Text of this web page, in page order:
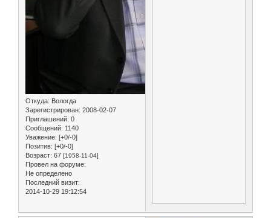
Откуда: Вологда
Зарегистрирован: 2008-02-07
Приглашений: 0
Сообщений: 1140
Уважение: [+0/-0]
Позитив: [+0/-0]
Возраст: 67 [1958-11-04]
Провел на форуме:
Не определено
Последний визит:
2014-10-29 19:12:54